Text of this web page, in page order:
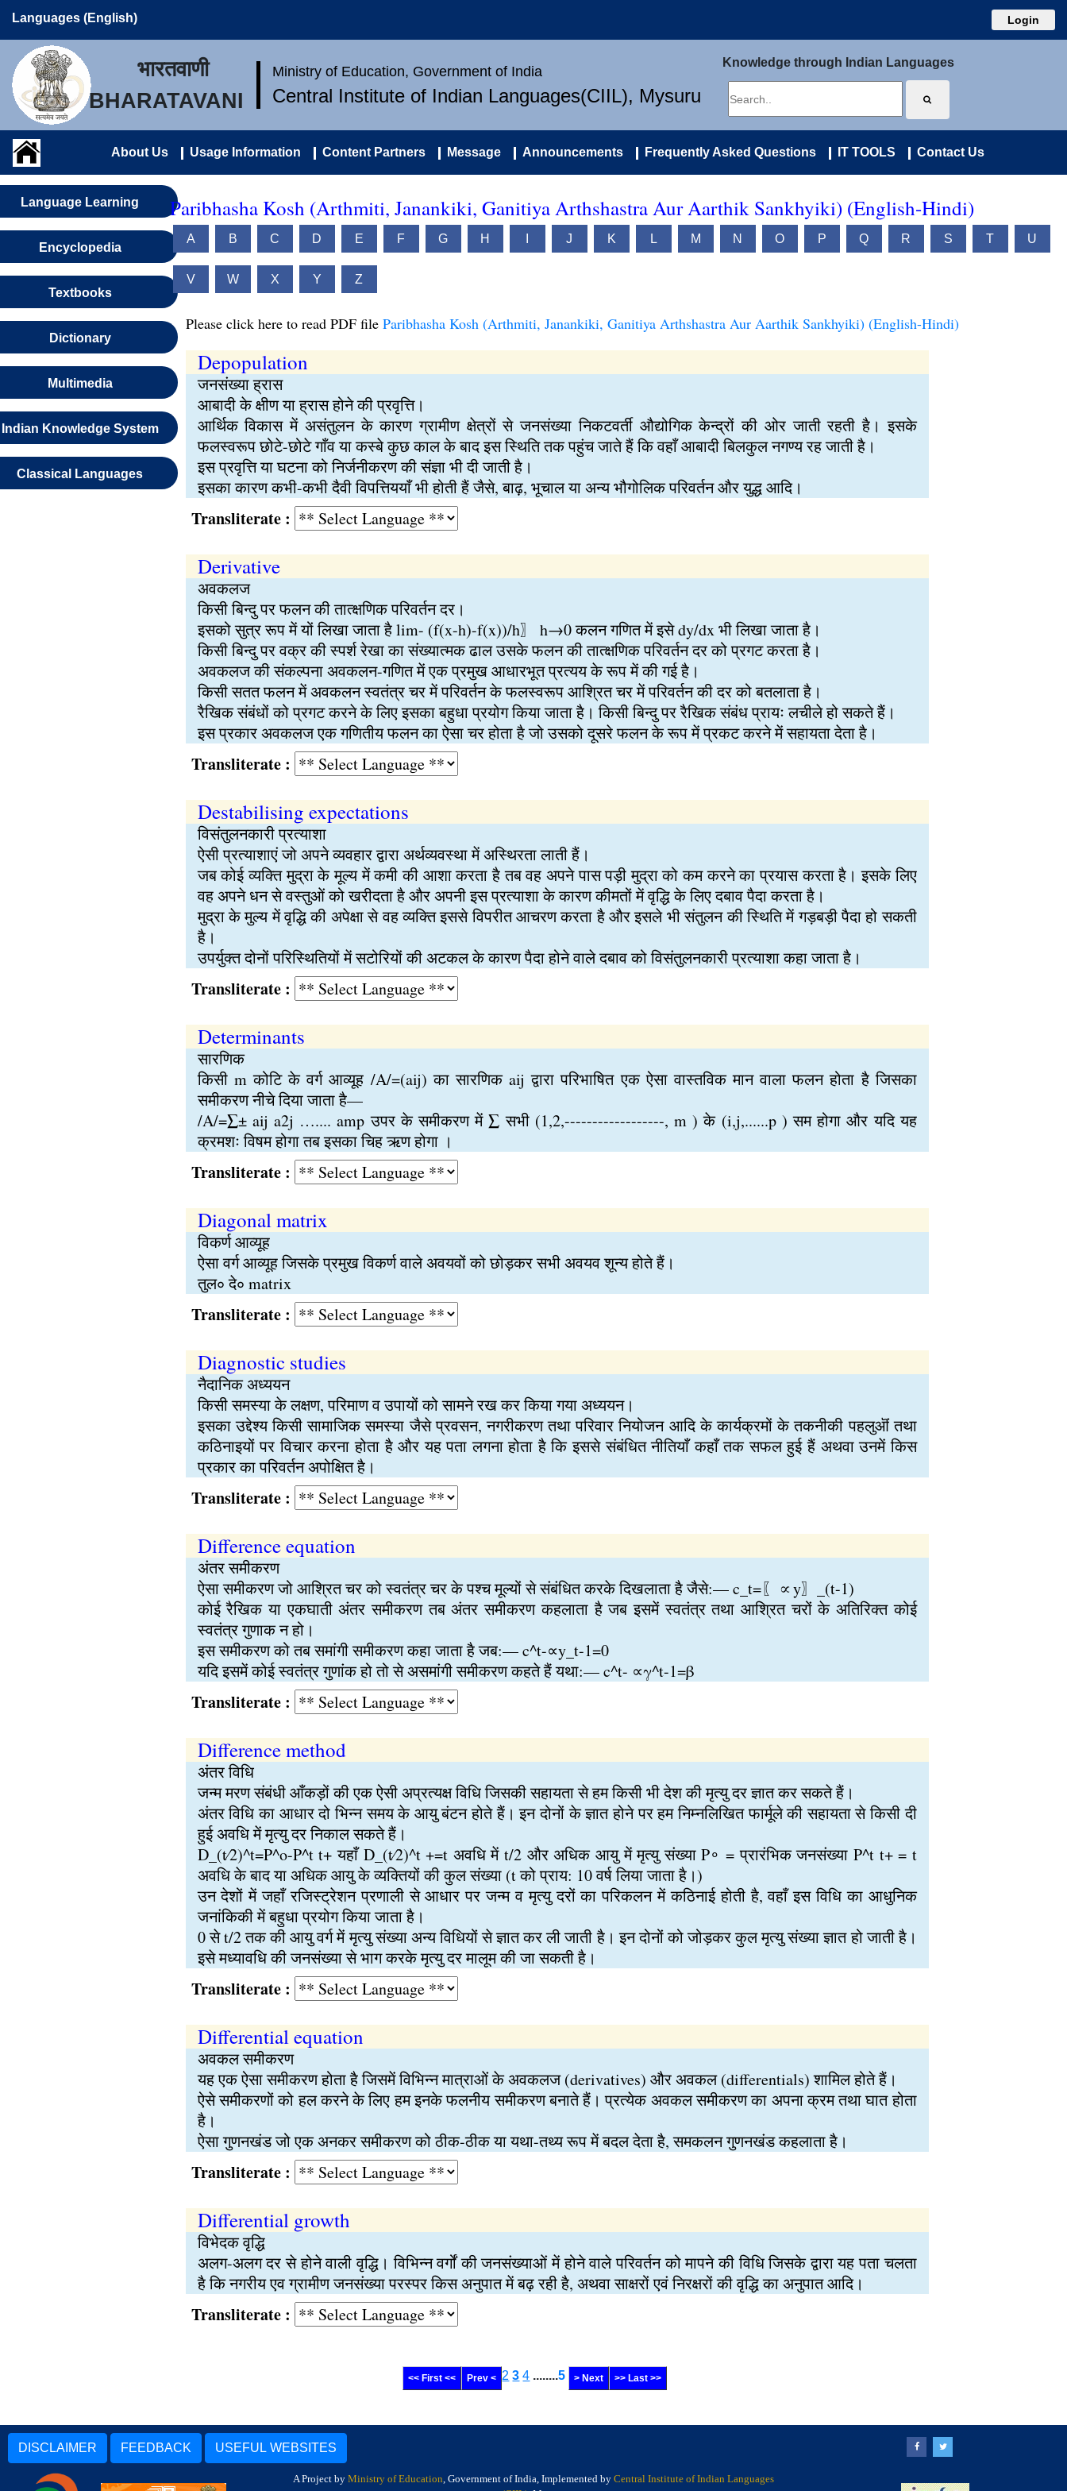
Languages (English) Login
भारतवाणी
BHARATAVANI
Ministry of Education, Government of India
Central Institute of Indian Languages(CIIL), Mysuru
Knowledge through Indian Languages
About Us Usage Information Content Partners Message Announcements Frequently Asked Questions IT TOOLS Contact Us
Language Learning
Encyclopedia
Textbooks
Dictionary
Multimedia
Indian Knowledge System
Classical Languages
Paribhasha Kosh (Arthmiti, Janankiki, Ganitiya Arthshastra Aur Aarthik Sankhyiki) (English-Hindi)
A B C D E F G H J K L M N O P Q R S T U
V W X Y Z
Please click here to read PDF file Paribhasha Kosh (Arthmiti, Janankiki, Ganitiya Arthshastra Aur Aarthik Sankhyiki) (English-Hindi)
Depopulation
जनसंख्या ह्रास
आबादी के क्षीण या ह्रास होने की प्रवृत्ति।
आर्थिक विकास में असंतुलन के कारण ग्रामीण क्षेत्रों से जनसंख्या निकटवर्ती औद्योगिक केन्द्रों की ओर जाती रहती है। इसके
फलस्वरूप छोटे-छोटे गाँव या कस्बे कुछ काल के बाद इस स्थिति तक पहुंच जाते हैं कि वहाँ आबादी बिलकुल नगण्य रह जाती है।
इस प्रवृत्ति या घटना को निर्जनीकरण की संज्ञा भी दी जाती है।
इसका कारण कभी-कभी दैवी विपत्तिययाँ भी होती हैं जैसे, बाढ़, भूचाल या अन्य भौगोलिक परिवर्तन और युद्ध आदि।
Transliterate :
Derivative
अवकलज
किसी बिन्दु पर फलन की तात्क्षणिक परिवर्तन दर।
इसको सुत्र रूप में यों लिखा जाता है lim- (f(x-h)-f(x))/h〗 h→0 कलन गणित में इसे dy/dx भी लिखा जाता है।
किसी बिन्दु पर वक्र की स्पर्श रेखा का संख्यात्मक ढाल उसके फलन की तात्क्षणिक परिवर्तन दर को प्रगट करता है।
अवकलज की संकल्पना अवकलन-गणित में एक प्रमुख आधारभूत प्रत्यय के रूप में की गई है।
किसी सतत फलन में अवकलन स्वतंत्र चर में परिवर्तन के फलस्वरूप आश्रित चर में परिवर्तन की दर को बतलाता है।
रैखिक संबंधों को प्रगट करने के लिए इसका बहुधा प्रयोग किया जाता है। किसी बिन्दु पर रैखिक संबंध प्रायः लचीले हो सकते हैं।
इस प्रकार अवकलज एक गणितीय फलन का ऐसा चर होता है जो उसको दूसरे फलन के रूप में प्रकट करने में सहायता देता है।
Transliterate :
Destabilising expectations
विसंतुलनकारी प्रत्याशा
ऐसी प्रत्याशाएं जो अपने व्यवहार द्वारा अर्थव्यवस्था में अस्थिरता लाती हैं।
जब कोई व्यक्ति मुद्रा के मूल्य में कमी की आशा करता है तब वह अपने पास पड़ी मुद्रा को कम करने का प्रयास करता है। इसके लिए
वह अपने धन से वस्तुओं को खरीदता है और अपनी इस प्रत्याशा के कारण कीमतों में वृद्धि के लिए दबाव पैदा करता है।
मुद्रा के मुल्य में वृद्धि की अपेक्षा से वह व्यक्ति इससे विपरीत आचरण करता है और इसले भी संतुलन की स्थिति में गड़बड़ी पैदा हो सकती
है।
उपर्युक्त दोनों परिस्थितियों में सटोरियों की अटकल के कारण पैदा होने वाले दबाव को विसंतुलनकारी प्रत्याशा कहा जाता है।
Transliterate :
Determinants
सारणिक
किसी m कोटि के वर्ग आव्यूह /A/=(aij) का सारणिक aij द्वारा परिभाषित एक ऐसा वास्तविक मान वाला फलन होता है जिसका
समीकरण नीचे दिया जाता है—
/A/=∑± aij a2j ….... amp उपर के समीकरण में ∑ सभी (1,2,------------------, m ) के (i,j,......p ) सम होगा और यदि यह
क्रमशः विषम होगा तब इसका चिह ऋण होगा ।
Transliterate :
Diagonal matrix
विकर्ण आव्यूह
ऐसा वर्ग आव्यूह जिसके प्रमुख विकर्ण वाले अवयवों को छोड़कर सभी अवयव शून्य होते हैं।
तुल∘ दे∘ matrix
Transliterate :
Diagnostic studies
नैदानिक अध्ययन
किसी समस्या के लक्षण, परिमाण व उपायों को सामने रख कर किया गया अध्ययन।
इसका उद्देश्य किसी सामाजिक समस्या जैसे प्रवसन, नगरीकरण तथा परिवार नियोजन आदि के कार्यक्रमों के तकनीकी पहलुऒं तथा
कठिनाइयों पर विचार करना होता है और यह पता लगना होता है कि इससे संबंधित नीतियाँ कहाँ तक सफल हुई हैं अथवा उनमें किस
प्रकार का परिवर्तन अपोक्षित है।
Transliterate :
Difference equation
अंतर समीकरण
ऐसा समीकरण जो आश्रित चर को स्वतंत्र चर के पश्च मूल्यों से संबंधित करके दिखलाता है जैसे:— c_t=〖∝y〗_(t-1)
कोई रैखिक या एकघाती अंतर समीकरण तब अंतर समीकरण कहलाता है जब इसमें स्वतंत्र तथा आश्रित चरों के अतिरिक्त कोई
स्वतंत्र गुणाक न हो।
इस समीकरण को तब समांगी समीकरण कहा जाता है जब:— c^t-∝y_t-1=0
यदि इसमें कोई स्वतंत्र गुणांक हो तो से असमांगी समीकरण कहते हैं यथा:— c^t- ∝γ^t-1=β
Transliterate :
Difference method
अंतर विधि
जन्म मरण संबंधी आँकड़ों की एक ऐसी अप्रत्यक्ष विधि जिसकी सहायता से हम किसी भी देश की मृत्यु दर ज्ञात कर सकते हैं।
अंतर विधि का आधार दो भिन्न समय के आयु बंटन होते हैं। इन दोनों के ज्ञात होने पर हम निम्नलिखित फार्मूले की सहायता से किसी दी
हुई अवधि में मृत्यु दर निकाल सकते हैं।
D_(t⁄2)^t=P^o-P^t t+ यहाँ D_(t⁄2)^t +=t अवधि में t/2 और अधिक आयु में मृत्यु संख्या P∘ = प्रारंभिक जनसंख्या P^t t+ = t
अवधि के बाद या अधिक आयु के व्यक्तियों की कुल संख्या (t को प्राय: 10 वर्ष लिया जाता है।)
उन देशों में जहाँ रजिस्ट्रेशन प्रणाली से आधार पर जन्म व मृत्यु दरों का परिकलन में कठिनाई होती है, वहाँ इस विधि का आधुनिक
जनांकिकी में बहुधा प्रयोग किया जाता है।
0 से t/2 तक की आयु वर्ग में मृत्यु संख्या अन्य विधियों से ज्ञात कर ली जाती है। इन दोनों को जोड़कर कुल मृत्यु संख्या ज्ञात हो जाती है।
इसे मध्यावधि की जनसंख्या से भाग करके मृत्यु दर मालूम की जा सकती है।
Transliterate :
Differential equation
अवकल समीकरण
यह एक ऐसा समीकरण होता है जिसमें विभिन्न मात्राओं के अवकलज (derivatives) और अवकल (differentials) शामिल होते हैं।
ऐसे समीकरणों को हल करने के लिए हम इनके फलनीय समीकरण बनाते हैं। प्रत्येक अवकल समीकरण का अपना क्रम तथा घात होता
है।
ऐसा गुणनखंड जो एक अनकर समीकरण को ठीक-ठीक या यथा-तथ्य रूप में बदल देता है, समकलन गुणनखंड कहलाता है।
Transliterate :
Differential growth
विभेदक वृद्धि
अलग-अलग दर से होने वाली वृद्धि। विभिन्न वर्गों की जनसंख्याओं में होने वाले परिवर्तन को मापने की विधि जिसके द्वारा यह पता चलता
है कि नगरीय एव ग्रामीण जनसंख्या परस्पर किस अनुपात में बढ़ रही है, अथवा साक्षरों एवं निरक्षरों की वृद्धि का अनुपात आदि।
Transliterate :
<< First << Prev < 2 3 4 ........5 > Next >> Last >>
DISCLAIMER FEEDBACK USEFUL WEBSITES
A Project by Ministry of Education, Government of India, Implemented by Central Institute of Indian Languages